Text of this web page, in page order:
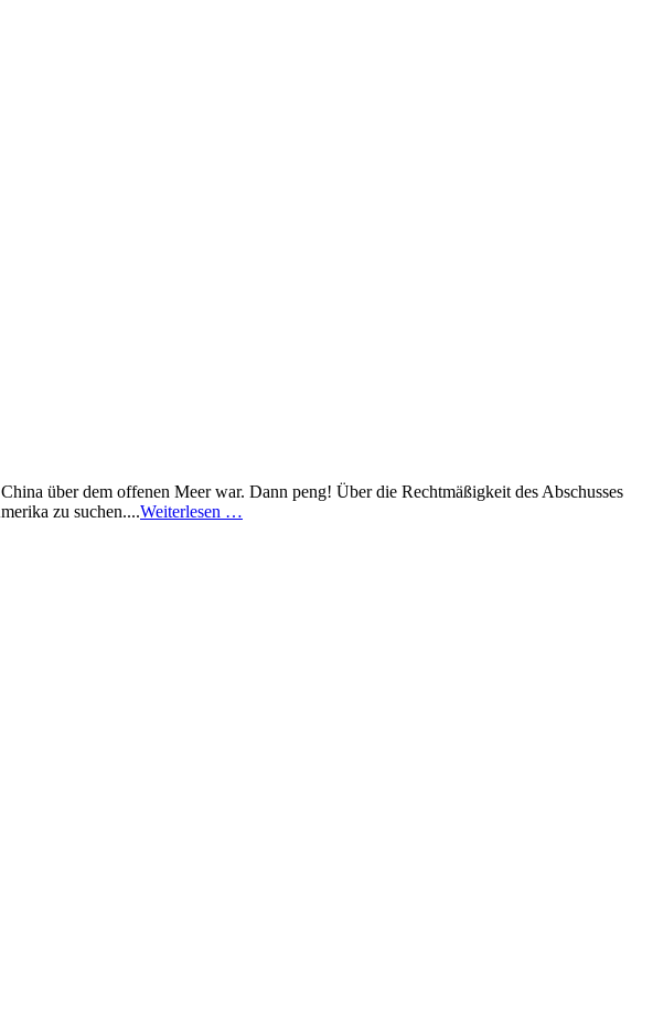
über dem offenen Meer war. Dann peng! Über die Rechtmäßigkeit des Abschusses
zu suchen....Weiterlesen …